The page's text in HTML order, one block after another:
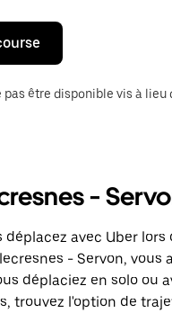
pas être disponible vis à lieu
-
déplacez avec Uber lors
- Servon, vous
déplaciez en solo ou
trouvez l'option de